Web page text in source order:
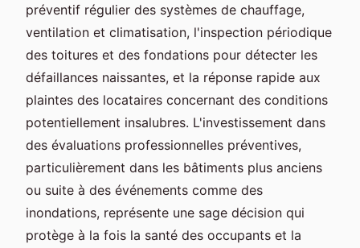
préventif régulier des systèmes de chauffage,
ventilation et climatisation, l'inspection périodique
des toitures et des fondations pour détecter les
défaillances naissantes, et la réponse rapide aux
plaintes des locataires concernant des conditions
potentiellement insalubres. L'investissement dans
des évaluations professionnelles préventives,
particulièrement dans les bâtiments plus anciens
ou suite à des événements comme des
inondations, représente une sage décision qui
protège à la fois la santé des occupants et la